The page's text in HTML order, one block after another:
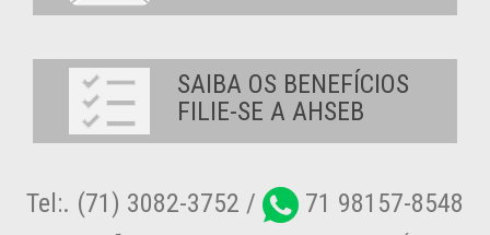
SAIBA OS BENEFÍCIOS
FILIE-SE A AHSEB
Tel:. (71) 3082-3752 / 71 98157-8548